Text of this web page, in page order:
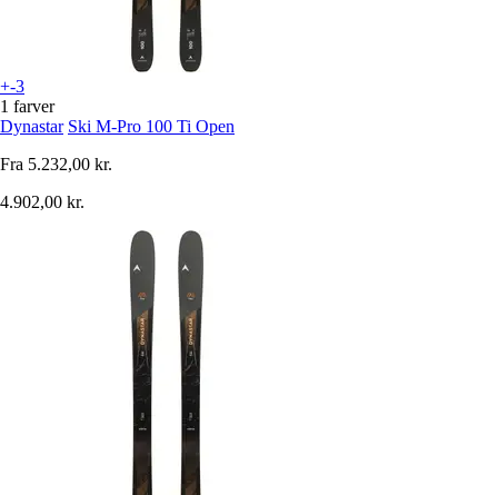
+-3
1 farver
Dynastar Ski M-Pro 100 Ti Open
Fra 5.232,00 kr.
4.902,00 kr.